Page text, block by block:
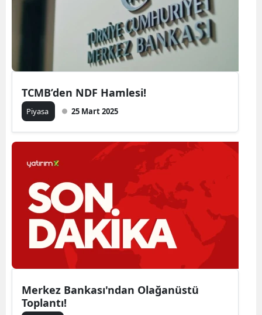
TCMB’den NDF Hamlesi!
Piyasa 25 Mart 2025
Merkez Bankası'ndan Olağanüstü
Toplantı!